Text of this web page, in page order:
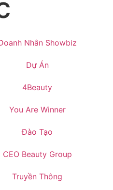
Nhân Showbiz
Dự Án
4Beauty
You Are Winner
Đào Tạo
CEO Beauty Group
Truyền Thông